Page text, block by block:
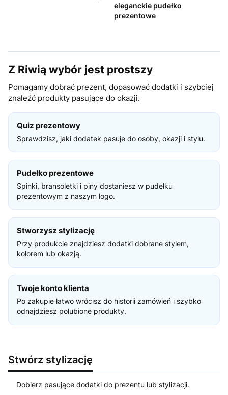
eleganckie pudełko
prezentowe
Z Riwią wybór jest prostszy
Pomagamy dobrać prezent, dopasować dodatki i szybciej
znaleźć produkty pasujące do okazji.
Quiz prezentowy
Sprawdzisz, jaki dodatek pasuje do osoby, okazji i stylu.
Pudełko prezentowe
Spinki, bransoletki i piny dostaniesz w pudełku
prezentowym z naszym logo.
Stworzysz stylizację
Przy produkcie znajdziesz dodatki dobrane stylem,
kolorem lub okazją.
Twoje konto klienta
Po zakupie łatwo wrócisz do historii zamówień i szybko
odnajdziesz polubione produkty.
Stwórz stylizację
Dobierz pasujące dodatki do prezentu lub stylizacji.